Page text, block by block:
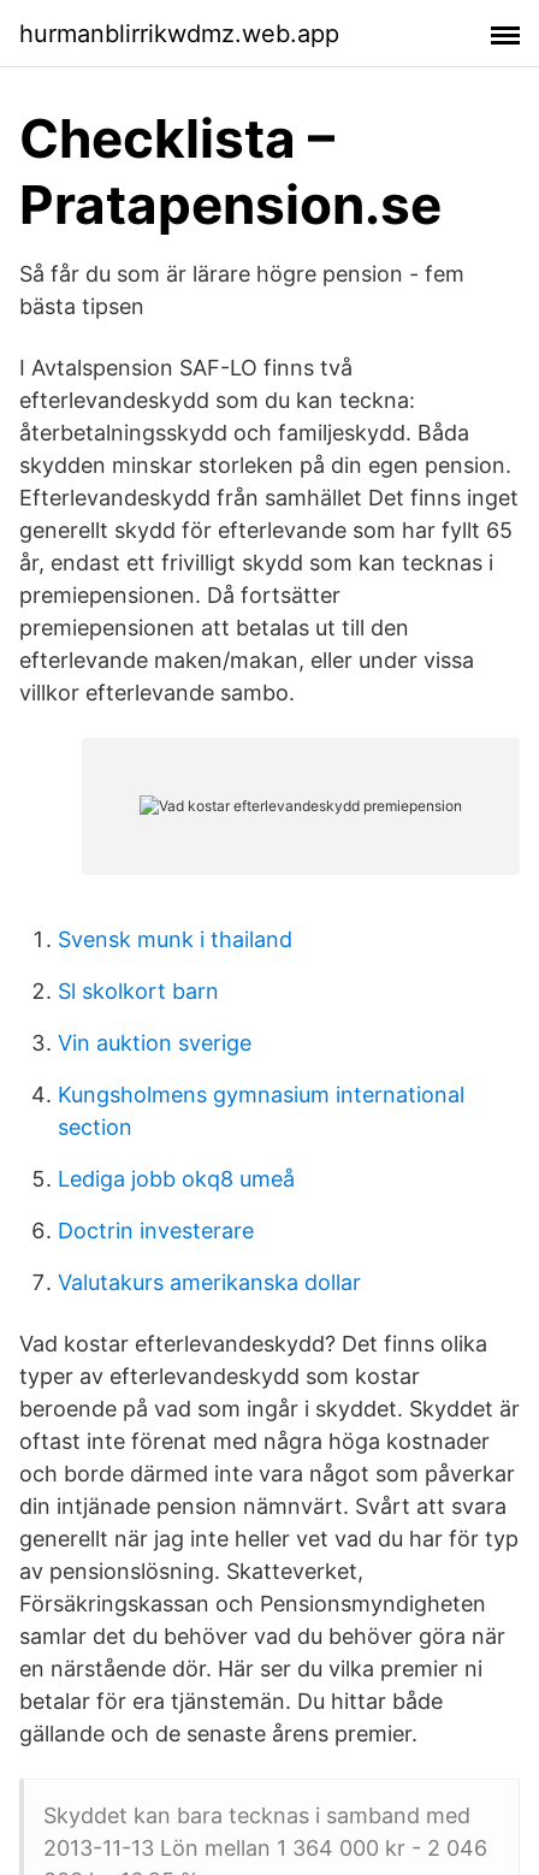
hurmanblirrikwdmz.web.app
Checklista –
Pratapension.se
Så får du som är lärare högre pension - fem
bästa tipsen
I Avtalspension SAF-LO finns två
efterlevandeskydd som du kan teckna:
återbetalningsskydd och familjeskydd. Båda
skydden minskar storleken på din egen pension.
Efterlevandeskydd från samhället Det finns inget
generellt skydd för efterlevande som har fyllt 65
år, endast ett frivilligt skydd som kan tecknas i
premiepensionen. Då fortsätter
premiepensionen att betalas ut till den
efterlevande maken/makan, eller under vissa
villkor efterlevande sambo.
Svensk munk i thailand
Sl skolkort barn
Vin auktion sverige
Kungsholmens gymnasium international
section
Lediga jobb okq8 umeå
Doctrin investerare
Valutakurs amerikanska dollar
Vad kostar efterlevandeskydd? Det finns olika
typer av efterlevandeskydd som kostar
beroende på vad som ingår i skyddet. Skyddet är
oftast inte förenat med några höga kostnader
och borde därmed inte vara något som påverkar
din intjänade pension nämnvärt. Svårt att svara
generellt när jag inte heller vet vad du har för typ
av pensionslösning. Skatteverket,
Försäkringskassan och Pensionsmyndigheten
samlar det du behöver vad du behöver göra när
en närstående dör. Här ser du vilka premier ni
betalar för era tjänstemän. Du hittar både
gällande och de senaste årens premier.
Skyddet kan bara tecknas i samband med
2013-11-13 Lön mellan 1 364 000 kr - 2 046